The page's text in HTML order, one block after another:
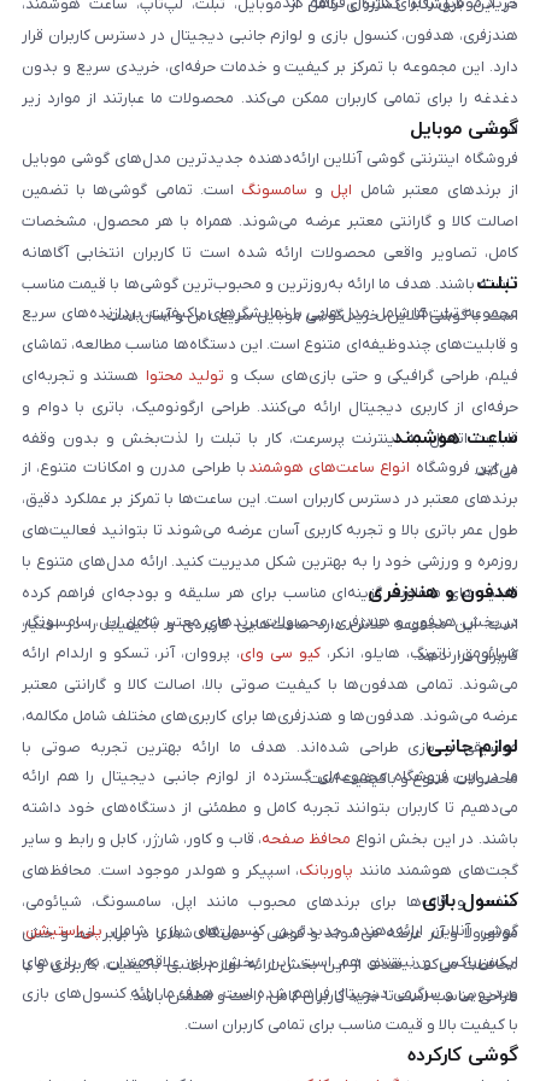
هندزفری، هدفون، کنسول بازی و لوازم جانبی دیجیتال در دسترس کاربران قرار
دارد. این مجموعه با تمرکز بر کیفیت و خدمات حرفه‌ای، خریدی سریع و بدون
دغدغه را برای تمامی کاربران ممکن می‌کند. محصولات ما عبارتند از موارد زیر
است:
گوشی موبایل
فروشگاه اینترنتی گوشی آنلاین ارائه‌دهنده جدیدترین مدل‌های گوشی موبایل
از برندهای معتبر شامل اپل و سامسونگ است. تمامی گوشی‌ها با تضمین
اصالت کالا و گارانتی معتبر عرضه می‌شوند. همراه با هر محصول، مشخصات
کامل، تصاویر واقعی محصولات ارائه شده است تا کاربران انتخابی آگاهانه
داشته باشند. هدف ما ارائه به‌روزترین و محبوب‌ترین گوشی‌ها با قیمت مناسب
است. با گوشی آنلاین، خرید گوشی موبایل سریع، امن و آسان است.
تبلت
مجموعه تبلت‌ها شامل مدل‌هایی با نمایشگرهای باکیفیت، پردازنده‌های سریع
و قابلیت‌های چندوظیفه‌ای متنوع است. این دستگاه‌ها مناسب مطالعه، تماشای
فیلم، طراحی گرافیکی و حتی بازی‌های سبک و تولید محتوا هستند و تجربه‌ای
حرفه‌ای از کاربری دیجیتال ارائه می‌کنند. طراحی ارگونومیک، باتری با دوام و
قابلیت اتصال به اینترنت پرسرعت، کار با تبلت را لذت‌بخش و بدون وقفه
می‌کند.
ساعت هوشمند
در این فروشگاه انواع ساعت‌های هوشمند با طراحی مدرن و امکانات متنوع، از
برندهای معتبر در دسترس کاربران است. این ساعت‌ها با تمرکز بر عملکرد دقیق،
طول عمر باتری بالا و تجربه کاربری آسان عرضه می‌شوند تا بتوانید فعالیت‌های
روزمره و ورزشی خود را به بهترین شکل مدیریت کنید. ارائه مدل‌های متنوع با
قابلیت‌های متفاوت، گزینه‌ای مناسب برای هر سلیقه و بودجه‌ای فراهم کرده
است. این مجموعه تلاش دارد ساعت‌هایی کاربردی و باکیفیت را در اختیار
کاربران قرار دهد.
هدفون و هندزفری
در بخش هدفون و هندزفری، محصولات برندهای معتبر شامل اپل، سامسونگ،
شیائومی، ناتینگ، هایلو، انکر، کیو سی وای، پرووان، آنر، تسکو و ارلدام ارائه
می‌شوند. تمامی هدفون‌ها با کیفیت صوتی بالا، اصالت کالا و گارانتی معتبر
عرضه می‌شوند. هدفون‌ها و هندزفری‌ها برای کاربری‌های مختلف شامل مکالمه،
موسیقی و بازی طراحی شده‌اند. هدف ما ارائه بهترین تجربه صوتی با
محصولات متنوع و باکیفیت است.
لوازم جانبی
ما در این فروشگاه مجموعه‌ای گسترده از لوازم جانبی دیجیتال را هم ارائه
می‌دهیم تا کاربران بتوانند تجربه کامل و مطمئنی از دستگاه‌های خود داشته
باشند. در این بخش انواع محافظ صفحه، قاب و کاور، شارژر، کابل و رابط و سایر
گجت‌های هوشمند مانند پاوربانک، اسپیکر و هولدر موجود است. محافظ‌های
صفحه و قاب‌ها برای برندهای محبوب مانند اپل، سامسونگ، شیائومی،
موتورولا و آنر عرضه می‌شوند و گوشی و دستگاه شما را در برابر خط و خش
محافظت می‌کنند. هدف از این بخش ارائه لوازم جانبی باکیفیت، کاربردی و با
طراحی مناسب است تا خرید کاربران کامل، راحت و مطمئن باشد.
کنسول بازی
گوشی آنلاین ارائه‌دهنده جدیدترین کنسول‌های بازی شامل پلی‌استیشن،
ایکس‌باکس و نینتندو هم است. این بخش برای علاقه‌مندان به بازی‌های
ویدیویی و سرگرمی دیجیتال فراهم شده است. هدف ما ارائه کنسول‌های بازی
با کیفیت بالا و قیمت مناسب برای تمامی کاربران است.
گوشی کارکرده